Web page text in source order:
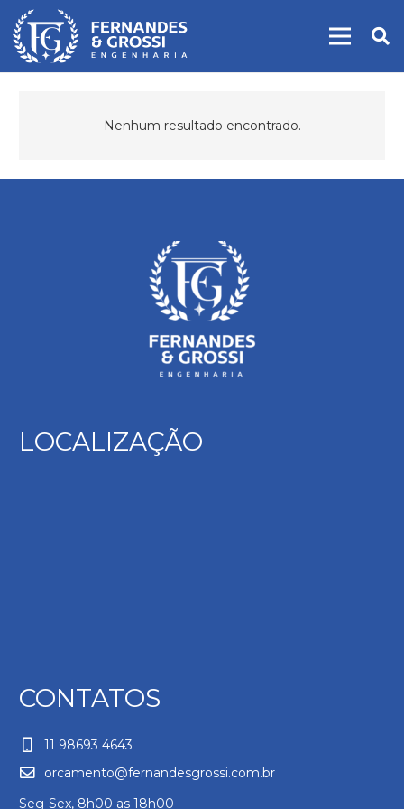
Nenhum resultado encontrado.
LOCALIZAÇÃO
CONTATOS
11 98693 4643
orcamento@fernandesgrossi.com.br
Seg-Sex, 8h00 as 18h00